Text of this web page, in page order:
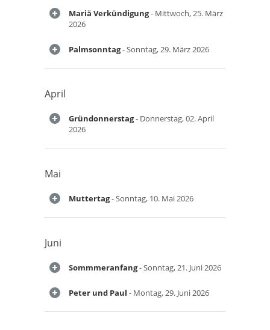
Mariä Verkündigung- Mittwoch, 25. März
2026
Palmsonntag- Sonntag, 29. März 2026
April
Gründonnerstag- Donnerstag, 02. April
2026
Mai
Muttertag- Sonntag, 10. Mai 2026
Juni
Sommmeranfang- Sonntag, 21. Juni 2026
Peter und Paul - Montag, 29. Juni 2026